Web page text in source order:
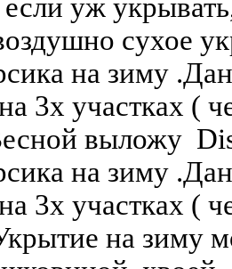
уж
сухое
на зиму
3х участках (
выложу
на зиму
3х участках (
на зиму